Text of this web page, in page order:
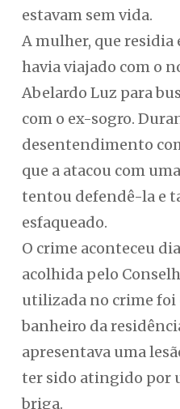
estavam sem vida.
A mulher, que residia
havia viajado com o
Abelardo Luz para
com o ex-sogro.
desentendimento
que a atacou com
tentou defendê-la e
esfaqueado.
O crime aconteceu
acolhida pelo
utilizada no crime foi
banheiro da
apresentava uma
ter sido atingido por
briga.